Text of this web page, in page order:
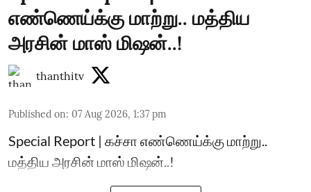
எண்ணெய்க்கு மாற்று.. மத்திய
அரசின் மாஸ் மிஷன்..!
thanthitv
Published on: 07 Aug 2026, 1:37 pm
Special Report | கச்சா எண்ணெய்க்கு மாற்று..
மத்திய அரசின் மாஸ் மிஷன்..!